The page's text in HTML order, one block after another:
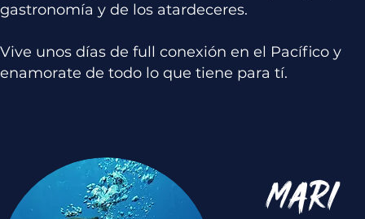
gastronomía y de los atardeceres.
Vive unos días de full conexión en el Pacífico y
enamorate de todo lo que tiene para tí.
MARI